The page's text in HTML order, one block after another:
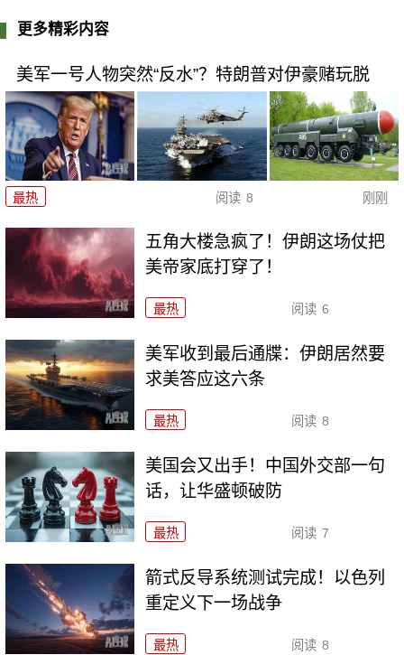
更多精彩内容
美军一号人物突然“反水”？特朗普对伊豪赌玩脱
最热 阅读 8 刚刚
五角大楼急疯了！伊朗这场仗把
美帝家底打穿了！
最热 阅读 6
美军收到最后通牒：伊朗居然要
求美答应这六条
最热 阅读 8
美国会又出手！中国外交部一句
话，让华盛顿破防
最热 阅读 7
箭式反导系统测试完成！以色列
重定义下一场战争
最热 阅读 8